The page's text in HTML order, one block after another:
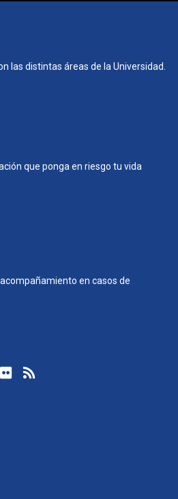
las distintas áreas de la Universidad.
que ponga en riesgo tu vida
en casos de